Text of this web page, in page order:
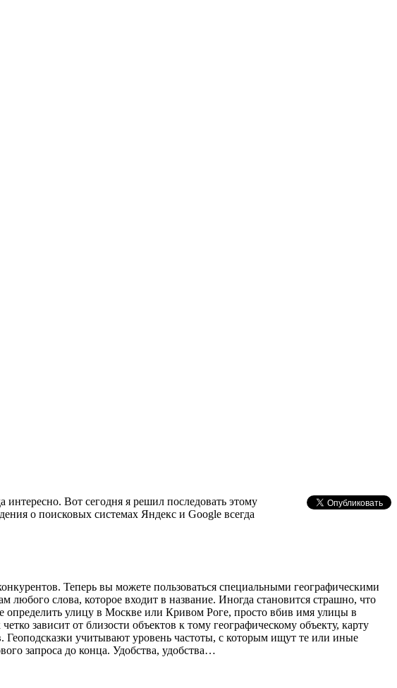
Вот сегодня я решил последовать этому
о поисковых системах Яндекс и Google всегда
Теперь вы можете пользоваться специальными географическими
слова, которое входит в название. Иногда становится страшно, что
определить улицу в Москве или Кривом Роге, просто вбив имя улицы в
зависит от близости объектов к тому географическому объекту, карту
Геоподсказки учитывают уровень частоты, с которым ищут те или иные
запроса до конца. Удобства, удобства…